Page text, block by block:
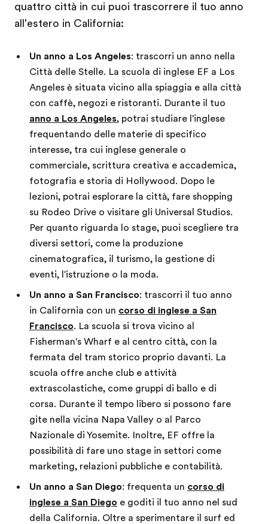
quattro città in cui puoi trascorrere il tuo anno
all'estero in California:
Un anno a Los Angeles: trascorri un anno nella
Città delle Stelle. La scuola di inglese EF a Los
Angeles è situata vicino alla spiaggia e alla città
con caffè, negozi e ristoranti. Durante il tuo
anno a Los Angeles, potrai studiare l'inglese
frequentando delle materie di specifico
interesse, tra cui inglese generale o
commerciale, scrittura creativa e accademica,
fotografia e storia di Hollywood. Dopo le
lezioni, potrai esplorare la città, fare shopping
su Rodeo Drive o visitare gli Universal Studios.
Per quanto riguarda lo stage, puoi scegliere tra
diversi settori, come la produzione
cinematografica, il turismo, la gestione di
eventi, l'istruzione o la moda.
Un anno a San Francisco: trascorri il tuo anno
in California con un corso di inglese a San
Francisco. La scuola si trova vicino al
Fisherman's Wharf e al centro città, con la
fermata del tram storico proprio davanti. La
scuola offre anche club e attività
extrascolastiche, come gruppi di ballo e di
corsa. Durante il tempo libero si possono fare
gite nella vicina Napa Valley o al Parco
Nazionale di Yosemite. Inoltre, EF offre la
possibilità di fare uno stage in settori come
marketing, relazioni pubbliche e contabilità.
Un anno a San Diego: frequenta un corso di
inglese a San Diego e goditi il tuo anno nel sud
della California. Oltre a sperimentare il surf ed